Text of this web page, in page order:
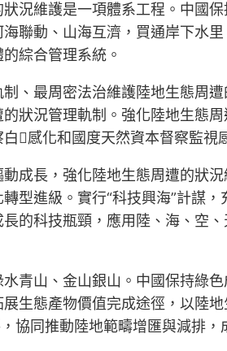
維護是一項體系工程。中國
聯動、山海互濟，買通岸下水
綜合管理系統。
最周密法治維護陸地生態周
狀況管理軌制。強化陸地生態
感化和國度天然資本督察監
長，強化陸地生態周遭的狀
型進級。實行“科技興海”計謀
的科技瓶頸，應用陸、海、空
山、金山銀山。中國保持綠
生態產物價值完成途徑，以陸
協同推動陸地範疇增匯與減排